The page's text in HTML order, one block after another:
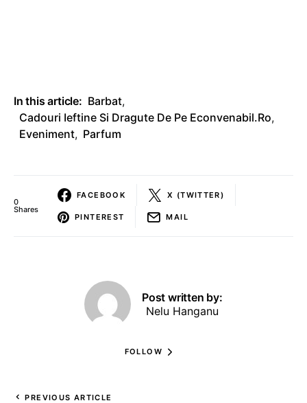
In this article: Barbat,
Cadouri Ieftine Si Dragute De Pe Econvenabil.ro,
Eveniment, Parfum
0
Shares
FACEBOOK X (TWITTER)
PINTEREST MAIL
Post written by:
Nelu Hanganu
FOLLOW
PREVIOUS ARTICLE